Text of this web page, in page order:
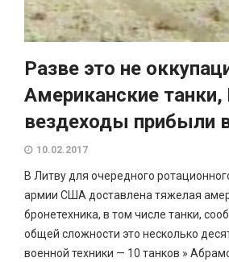
Разве это не
Американские
вездеходы прибыли
10.02.2017
В Литву для очередного
армии США доставлена тяжелая
бронетехника, в том числе танки,
общей сложности это несколько
военной техники — 10 танков »